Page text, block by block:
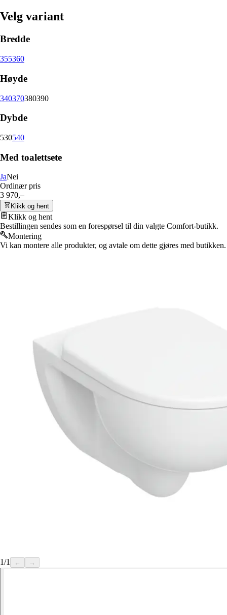
Velg variant
Bredde
355360
Høyde
340370380390
Dybde
530540
Med toalettsete
JaNei
Ordinær pris
3 970,–
Klikk og hent
Klikk og hent
Bestillingen sendes som en forespørsel til din valgte Comfort-butikk.
Montering
Vi kan montere alle produkter, og avtale om dette gjøres med butikken.
1/1 ← →